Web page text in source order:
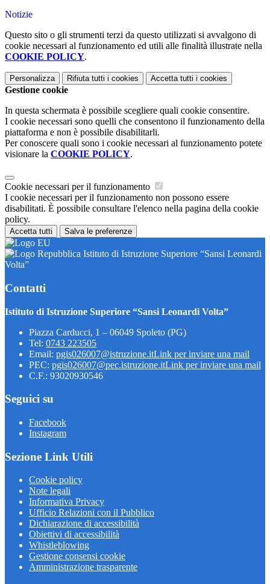
Notizie
Questo sito o gli strumenti terzi da questo utilizzati si avvalgono di
cookie necessari al funzionamento ed utili alle finalità illustrate nella
COOKIE POLICY.
Personalizza Rifiuta tutti i cookies Accetta tutti i cookies
Gestione cookie
In questa schermata è possibile scegliere quali cookie consentire.
I cookie necessari sono quelli che consentono il funzionamento della
piattaforma e non è possibile disabilitarli.
Per conoscere quali sono i cookie necessari al funzionamento potete
visionare la COOKIE POLICY.
Cookie necessari per il funzionamento
I cookie necessari per il funzionamento non possono essere
disabilitati. È possibile consultare l'elenco nella pagina della cookie
policy.
Accetta tutti Salva le preferenze
Istituto di Istruzione Superiore “Sansi Leonardi
Volta”
Contatti
Istituto di Istruzione Superiore “Sansi Leonardi Volta”
Piazza Carducci, 1 – 06049 Spoleto (PG)
Tel: 0743 223505
Email: pgis026007@istruzione.itLink per inviare una mail
PEC: pgis026007@pec.istruzione.itLink per inviare una mail
C.F.: 93020930546
Seguici su
Facebook
Instagram
Sezione Link Utili
Cookie policy
Note legali
Informativa Privacy
Ufficio Relazioni con il Pubblico
Dichiarazione di accessibilità
Obiettivi di accessibilità
Whistleblowing
Gestione consensi cookie
Amministrazione trasparente